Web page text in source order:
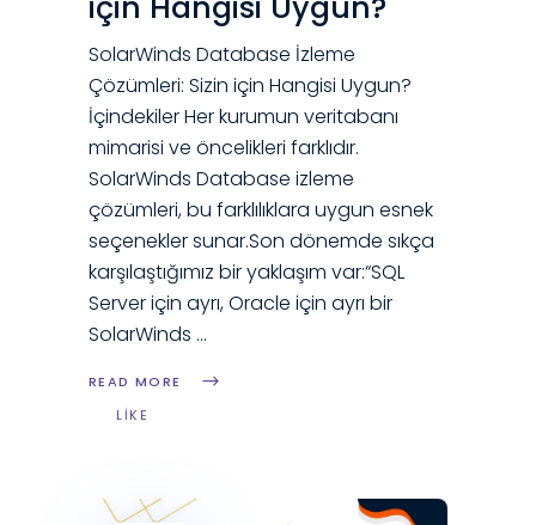
SolarWinds Database İzleme
Çözümleri: Sizin için Hangisi Uygun?
İçindekiler Her kurumun veritabanı
mimarisi ve öncelikleri farklıdır.
SolarWinds Database izleme
çözümleri, bu farklılıklara uygun esnek
seçenekler sunar.Son dönemde sıkça
karşılaştığımız bir yaklaşım var:“SQL
Server için ayrı, Oracle için ayrı bir
SolarWinds
READ MORE
LIKE